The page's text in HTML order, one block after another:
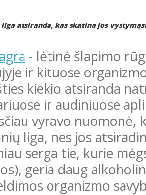
liga atsiranda, kas skatina jos
- lėtinė šlapimo
ir kituose
kiekio atsiranda
ir audiniuose
vyravo nuomonė,
liga, nes jos
serga tie, kurie
geria daug
organizmo